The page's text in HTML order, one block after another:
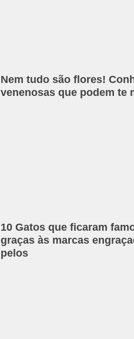
Nem tudo são flores!
venenosas que podem te
10 Gatos que ficaram
graças às marcas
pelos